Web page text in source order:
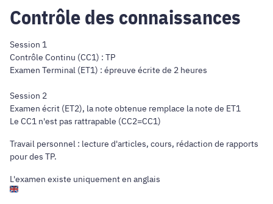
Contrôle des connaissances
Session 1
Contrôle Continu (CC1) : TP
Examen Terminal (ET1) : épreuve écrite de 2 heures
Session 2
Examen écrit (ET2), la note obtenue remplace la note de ET1
Le CC1 n'est pas rattrapable (CC2=CC1)
Travail personnel : lecture d'articles, cours, rédaction de rapports
pour des TP.
L'examen existe uniquement en anglais